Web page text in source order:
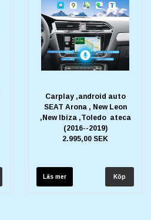
Carplay ,android auto
SEAT Arona , New Leon
,New Ibiza ,Toledo ateca
(2016--2019)
2.995,00 SEK
Läs mer